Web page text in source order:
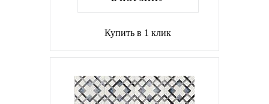
Купить в 1 клик